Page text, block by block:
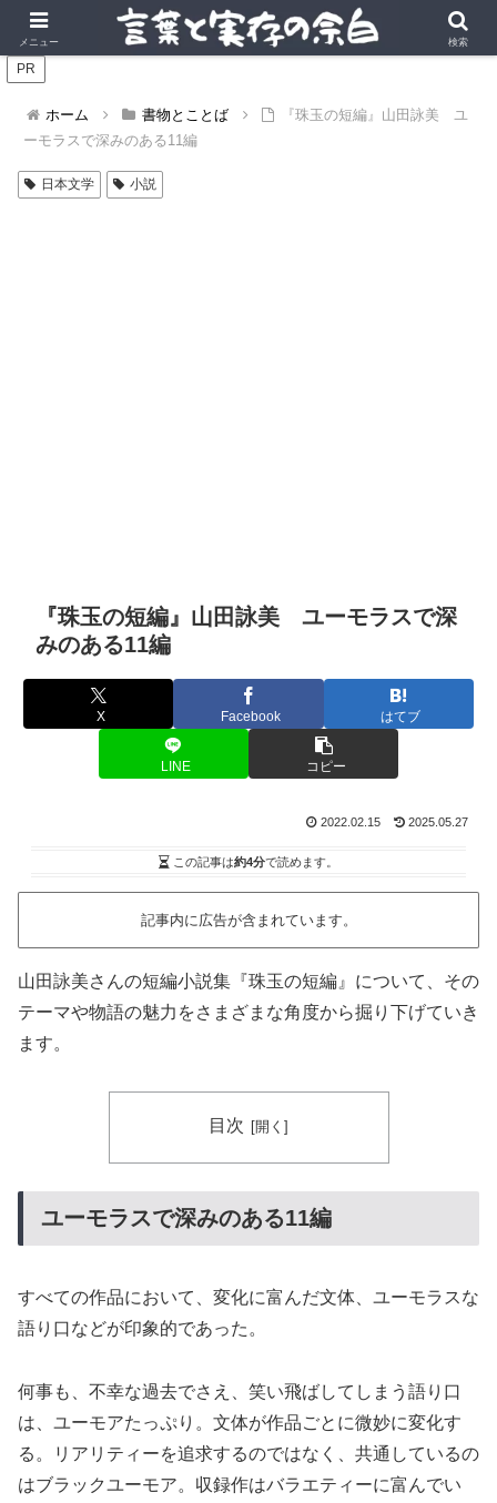
言葉の風景に、実存の深みを。
PR
ホーム 書物とことば
『珠玉の短編』山田詠美 ユ
ーモラスで深みのある11編
日本文学 小説
『珠玉の短編』山田詠美 ユーモラスで深
みのある11編
X Facebook はてブ
LINE コピー
2022.02.15 2025.05.27
この記事は約4分で読めます。
記事内に広告が含まれています。
山田詠美さんの短編小説集『珠玉の短編』について、その
テーマや物語の魅力をさまざまな角度から掘り下げていき
ます。
目次
ユーモラスで深みのある11編
すべての作品において、変化に富んだ文体、ユーモラスな
語り口などが印象的であった。
何事も、不幸な過去でさえ、笑い飛ばしてしまう語り口
は、ユーモアたっぷり。文体が作品ごとに微妙に変化す
る。リアリティーを追求するのではなく、共通しているの
はブラックユーモア。収録作はバラエティーに富んでい
メニュー 検索